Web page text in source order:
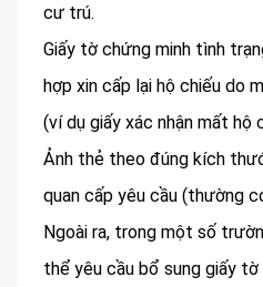
cư trú.
Giấy tờ chứng minh tình
hợp xin cấp lại hộ chiếu do
(ví dụ giấy xác nhận mất hộ
Ảnh thẻ theo đúng kích
quan cấp yêu cầu (thường
Ngoài ra, trong một số
thể yêu cầu bổ sung giấy